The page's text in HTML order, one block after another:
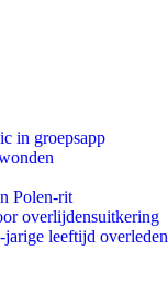
in groepsapp
Polen-rit
overlijdensuitkering
leeftijd overleden